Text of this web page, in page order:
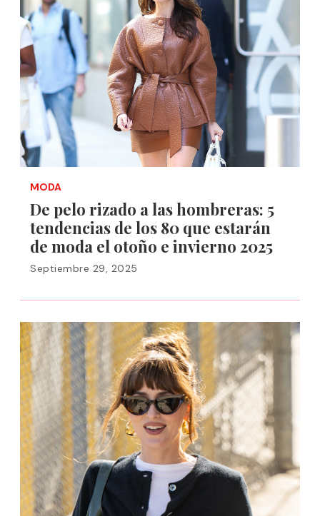
MODA
De pelo rizado a las hombreras: 5
tendencias de los 80 que estarán
de moda el otoño e invierno 2025
Septiembre 29, 2025